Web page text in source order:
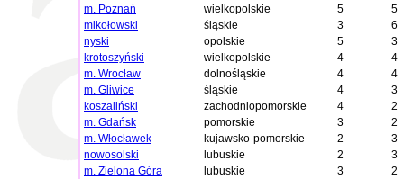
m. Poznań
wielkopolskie 5
5
mikołowski
śląskie 3
6
nyski
opolskie 5
3
krotoszyński
wielkopolskie 4
4
m. Wrocław
dolnośląskie 4
4
m. Gliwice
śląskie 4
3
koszaliński
zachodniopomorskie 4
2
m. Gdańsk
pomorskie 3
2
m. Włocławek
kujawsko-pomorskie 2
3
nowosolski
lubuskie 2
3
m. Zielona Góra
lubuskie 3
2